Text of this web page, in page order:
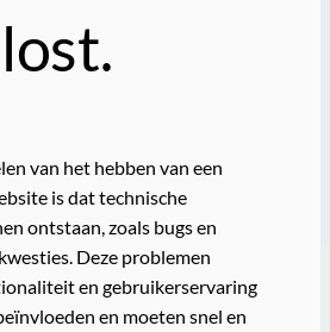
van het hebben van een
is dat technische
ontstaan, zoals bugs en
Deze problemen
en gebruikerservaring
en moeten snel en